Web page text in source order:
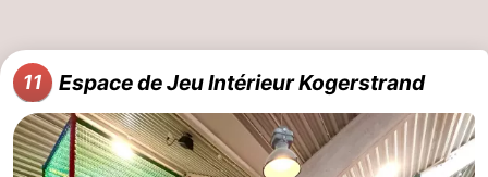
11 Espace de Jeu Intérieur Kogerstrand